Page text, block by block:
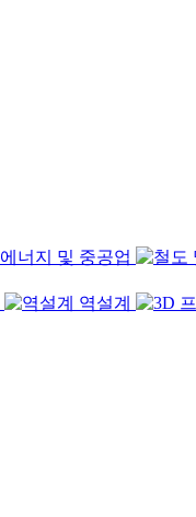
에너지 및 중공업
역설계